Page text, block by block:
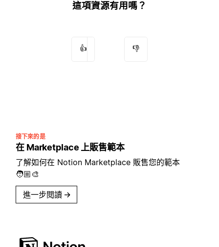
這項資源有用嗎？
👍 👎
接下來的是
在 Marketplace 上販售範本
了解如何在 Notion Marketplace 販售您的範本
🧑🏼‍🎨
進一步閱讀 →